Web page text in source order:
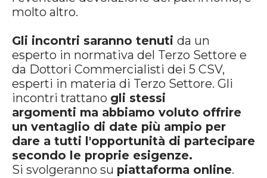
molto altro.
Gli incontri saranno tenuti da un
esperto in normativa del Terzo Settore e
da Dottori Commercialisti dei 5 CSV,
esperti in materia di Terzo Settore. Gli
incontri trattano gli stessi
argomenti ma abbiamo voluto offrire
un ventaglio di date più ampio per
dare a tutti l'opportunità di partecipare
secondo le proprie esigenze.
Si svolgeranno su piattaforma online.